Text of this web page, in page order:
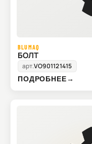
BLUMAQ
БОЛТ
арт.VO901121415
ПОДРОБНЕЕ→